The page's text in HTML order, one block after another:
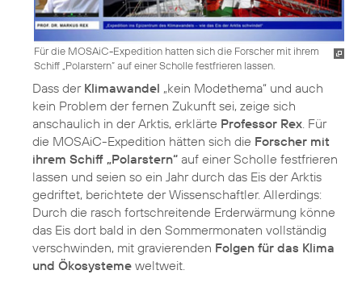
Für die MOSAiC-Expedition hatten sich die Forscher mit ihrem
Schiff „Polarstern“ auf einer Scholle festfrieren lassen.
Dass der Klimawandel „kein Modethema“ und auch
kein Problem der fernen Zukunft sei, zeige sich
anschaulich in der Arktis, erklärte Professor Rex . Für
die MOSAiC-Expedition hätten sich die Forscher mit
ihrem Schiff „Polarstern“ auf einer Scholle festfrieren
lassen und seien so ein Jahr durch das Eis der Arktis
gedriftet, berichtete der Wissenschaftler. Allerdings:
Durch die rasch fortschreitende Erderwärmung könne
das Eis dort bald in den Sommermonaten vollständig
verschwinden, mit gravierenden Folgen für das Klima
und Ökosysteme weltweit.